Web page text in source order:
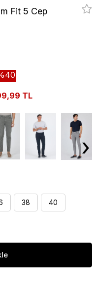
Fit 5 Cep
40
TL
›
38 40